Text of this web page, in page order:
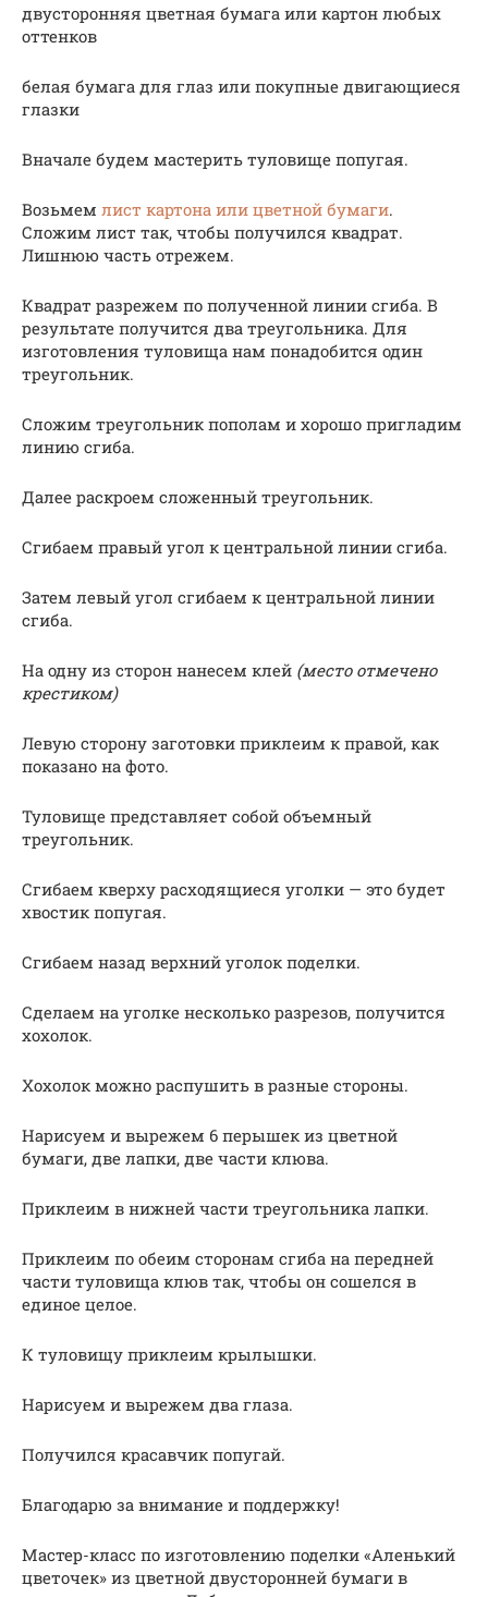
двусторонняя цветная бумага или картон любых
оттенков
белая бумага для глаз или покупные двигающиеся
глазки
Вначале будем мастерить туловище попугая.
Возьмем лист картона или цветной бумаги.
Сложим лист так, чтобы получился квадрат.
Лишнюю часть отрежем.
Квадрат разрежем по полученной линии сгиба. В
результате получится два треугольника. Для
изготовления туловища нам понадобится один
треугольник.
Сложим треугольник пополам и хорошо пригладим
линию сгиба.
Далее раскроем сложенный треугольник.
Сгибаем правый угол к центральной линии сгиба.
Затем левый угол сгибаем к центральной линии
сгиба.
На одну из сторон нанесем клей (место отмечено
крестиком)
Левую сторону заготовки приклеим к правой, как
показано на фото.
Туловище представляет собой объемный
треугольник.
Сгибаем кверху расходящиеся уголки — это будет
хвостик попугая.
Сгибаем назад верхний уголок поделки.
Сделаем на уголке несколько разрезов, получится
хохолок.
Хохолок можно распушить в разные стороны.
Нарисуем и вырежем 6 перышек из цветной
бумаги, две лапки, две части клюва.
Приклеим в нижней части треугольника лапки.
Приклеим по обеим сторонам сгиба на передней
части туловища клюв так, чтобы он сошелся в
единое целое.
К туловищу приклеим крылышки.
Нарисуем и вырежем два глаза.
Получился красавчик попугай.
Благодарю за внимание и поддержку!
Мастер-класс по изготовлению поделки «Аленький
цветочек» из цветной двусторонней бумаги в